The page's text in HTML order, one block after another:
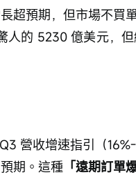
超預期，但市場不買
人的 5230 億美元，
營收增速指引（
期。這種 「遠期訂單